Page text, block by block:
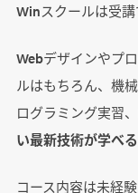
Winスクールは受講
Webデザインやプ
ルはもちろん、機
ログラミング実習
い最新技術が学べ
コース内容は未経